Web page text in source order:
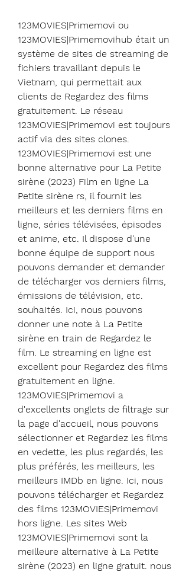
123MOVIES|Primemovi ou
123MOVIES|Primemovihub était un
système de sites de streaming de
fichiers travaillant depuis le
Vietnam, qui permettait aux
clients de Regardez des films
gratuitement. Le réseau
123MOVIES|Primemovi est toujours
actif via des sites clones.
123MOVIES|Primemovi est une
bonne alternative pour La Petite
sirène (2023) Film en ligne La
Petite sirène rs, il fournit les
meilleurs et les derniers films en
ligne, séries télévisées, épisodes
et anime, etc. Il dispose d'une
bonne équipe de support nous
pouvons demander et demander
de télécharger vos derniers films,
émissions de télévision, etc.
souhaités. Ici, nous pouvons
donner une note à La Petite
sirène en train de Regardez le
film. Le streaming en ligne est
excellent pour Regardez des films
gratuitement en ligne.
123MOVIES|Primemovi a
d'excellents onglets de filtrage sur
la page d'accueil, nous pouvons
sélectionner et Regardez les films
en vedette, les plus regardés, les
plus préférés, les meilleurs, les
meilleurs IMDb en ligne. Ici, nous
pouvons télécharger et Regardez
des films 123MOVIES|Primemovi
hors ligne. Les sites Web
123MOVIES|Primemovi sont la
meilleure alternative à La Petite
sirène (2023) en ligne gratuit. nous